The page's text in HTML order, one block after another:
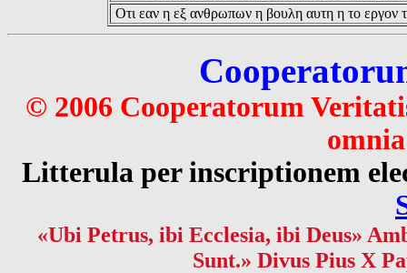
Οτι εαν η εξ ανθρωπων η βουλη αυτη η το εργον
© 2006 Cooperatorum
Litterula per inscriptionem
«Ubi Petrus, ibi Ecclesia, ibi Deus»
Sunt.» Divus Pius X